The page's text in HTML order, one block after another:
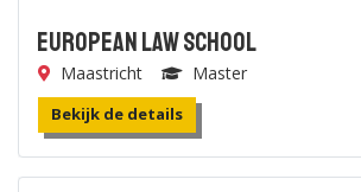
European Law School
Maastricht Master
Bekijk de details